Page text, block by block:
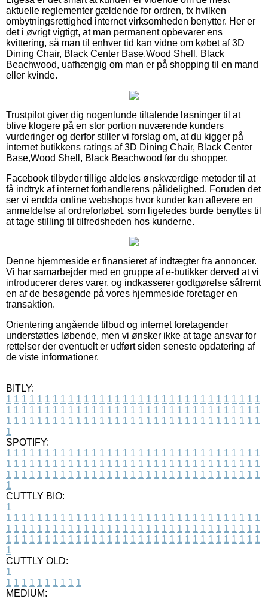
aktuelle reglementer gældende for ordren, fx hvilken
ombytningsrettighed internet virksomheden benytter. Her er
det i øvrigt vigtigt, at man permanent opbevarer ens
kvittering, så man til enhver tid kan vidne om købet af 3D
Dining Chair, Black Center Base,Wood Shell, Black
Beachwood, uafhængig om man er på shopping til en mand
eller kvinde.
Trustpilot giver dig nogenlunde tiltalende løsninger til at
blive klogere på en stor portion nuværende kunders
vurderinger og derfor stiller vi forslag om, at du kigger på
internet butikkens ratings af 3D Dining Chair, Black Center
Base,Wood Shell, Black Beachwood før du shopper.
Facebook tilbyder tillige aldeles ønskværdige metoder til at
få indtryk af internet forhandlerens pålidelighed. Foruden det
ser vi endda online webshops hvor kunder kan aflevere en
anmeldelse af ordreforløbet, som ligeledes burde benyttes til
at tage stilling til tilfredsheden hos kunderne.
Denne hjemmeside er finansieret af indtægter fra annoncer.
Vi har samarbejder med en gruppe af e-butikker derved at vi
introducerer deres varer, og indkasserer godtgørelse såfremt
en af de besøgende på vores hjemmeside foretager en
transaktion.
Orientering angående tilbud og internet foretagender
understøttes løbende, men vi ønsker ikke at tage ansvar for
rettelser der eventuelt er udført siden seneste opdatering af
de viste informationer.
BITLY:
1 1 1 1 1 1 1 1 1 1 1 1 1 1 1 1 1 1 1 1 1 1 1 1 1 1 1 1 1 1 1 1 1
1 1 1 1 1 1 1 1 1 1 1 1 1 1 1 1 1 1 1 1 1 1 1 1 1 1 1 1 1 1 1 1 1
1 1 1 1 1 1 1 1 1 1 1 1 1 1 1 1 1 1 1 1 1 1 1 1 1 1 1 1 1 1 1 1 1
1
SPOTIFY:
1 1 1 1 1 1 1 1 1 1 1 1 1 1 1 1 1 1 1 1 1 1 1 1 1 1 1 1 1 1 1 1 1
1 1 1 1 1 1 1 1 1 1 1 1 1 1 1 1 1 1 1 1 1 1 1 1 1 1 1 1 1 1 1 1 1
1 1 1 1 1 1 1 1 1 1 1 1 1 1 1 1 1 1 1 1 1 1 1 1 1 1 1 1 1 1 1 1 1
1
CUTTLY BIO:
1
1 1 1 1 1 1 1 1 1 1 1 1 1 1 1 1 1 1 1 1 1 1 1 1 1 1 1 1 1 1 1 1 1
1 1 1 1 1 1 1 1 1 1 1 1 1 1 1 1 1 1 1 1 1 1 1 1 1 1 1 1 1 1 1 1 1
1 1 1 1 1 1 1 1 1 1 1 1 1 1 1 1 1 1 1 1 1 1 1 1 1 1 1 1 1 1 1 1 1
1
CUTTLY OLD:
1
1 1 1 1 1 1 1 1 1 1
MEDIUM: